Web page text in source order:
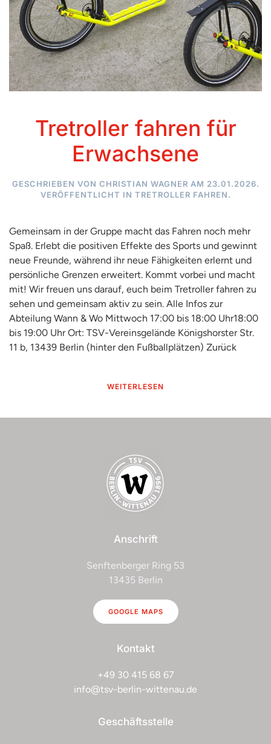
Tretroller fahren für
Erwachsene
GESCHRIEBEN VON CHRISTIAN WAGNER AM 23.01.2026.
VERÖFFENTLICHT IN TRETROLLER FAHREN.
Gemeinsam in der Gruppe macht das Fahren noch mehr
Spaß. Erlebt die positiven Effekte des Sports und gewinnt
neue Freunde, während ihr neue Fähigkeiten erlernt und
persönliche Grenzen erweitert. Kommt vorbei und macht
mit! Wir freuen uns darauf, euch beim Tretroller fahren zu
sehen und gemeinsam aktiv zu sein. Alle Infos zur
Abteilung Wann & Wo Mittwoch 17:00 bis 18:00 Uhr18:00
bis 19:00 Uhr Ort: TSV-Vereinsgelände Königshorster Str.
11 b, 13439 Berlin (hinter den Fußballplätzen) Zurück
WEITERLESEN
Anschrift
Senftenberger Ring 53
13435 Berlin
GOOGLE MAPS
Kontakt
+49 30 415 68 67
info@tsv-berlin-wittenau.de
Geschäftsstelle